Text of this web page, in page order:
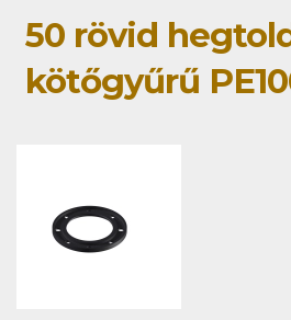
50 rövid
kötőgyűrű